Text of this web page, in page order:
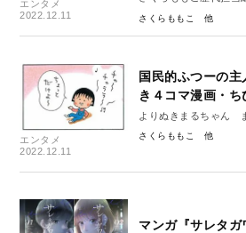
エンタメ
2022.12.11
さくらももこ
エンタメ
2022.12.11
国民的ふつーの
き４コマ漫画・ち
よりぬきまるちゃん
さくらももこ
マンガ『サレタ